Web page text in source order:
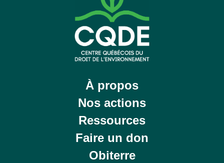
À propos
Nos actions
Ressources
Faire un don
Obiterre